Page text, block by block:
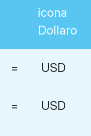
Dollaro
= USD
= USD